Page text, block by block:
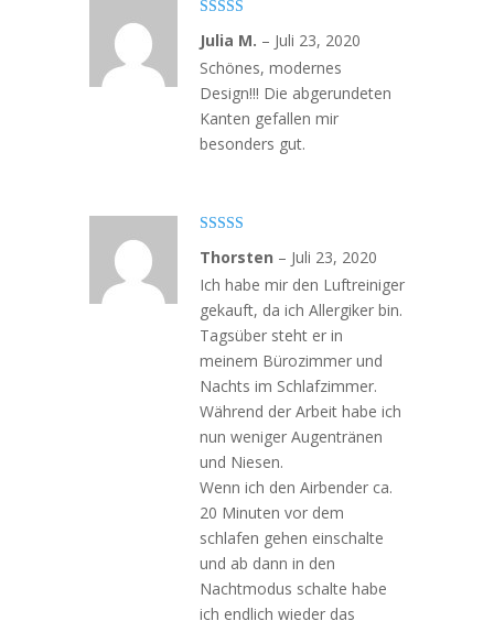
5von 5
Julia M. – Juli 23, 2020
Schönes, modernes
Design!!! Die abgerundeten
Kanten gefallen mir
besonders gut.
mit4von
5
Thorsten – Juli 23, 2020
Ich habe mir den Luftreiniger
gekauft, da ich Allergiker bin.
Tagsüber steht er in
meinem Bürozimmer und
Nachts im Schlafzimmer.
Während der Arbeit habe ich
nun weniger Augentränen
und Niesen.
Wenn ich den Airbender ca.
20 Minuten vor dem
schlafen gehen einschalte
und ab dann in den
Nachtmodus schalte habe
ich endlich wieder das